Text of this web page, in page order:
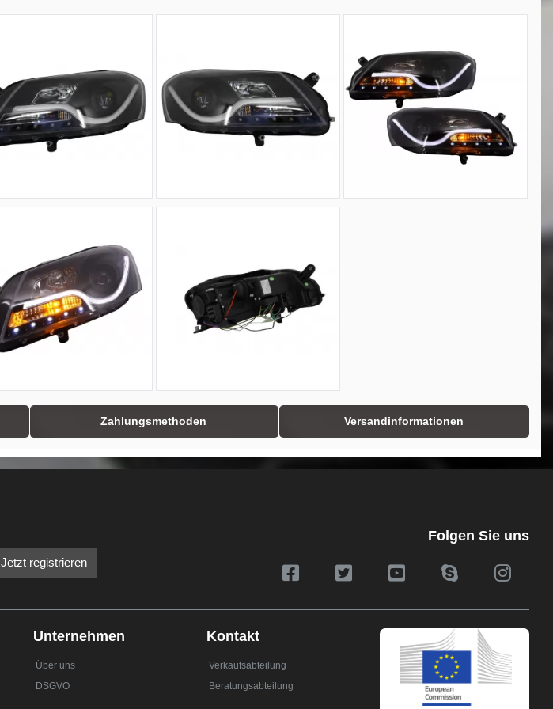
Zahlungsmethoden Versandinformationen
Jetzt registrieren
Folgen Sie uns
Unternehmen
Über uns
DSGVO
Kontakt
Verkaufsabteilung
Beratungsabteilung